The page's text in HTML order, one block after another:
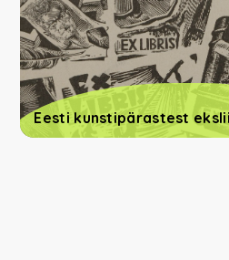
Eesti kunstipärastest